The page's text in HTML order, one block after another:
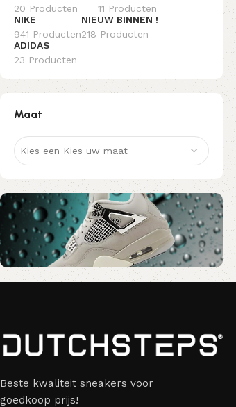
20 Producten
11 Producten
NIKE
941 Producten
NIEUW BINNEN !
218 Producten
ADIDAS
23 Producten
Maat
Kies een Kies uw maat
Beste kwaliteit sneakers voor
goedkoop prijs!